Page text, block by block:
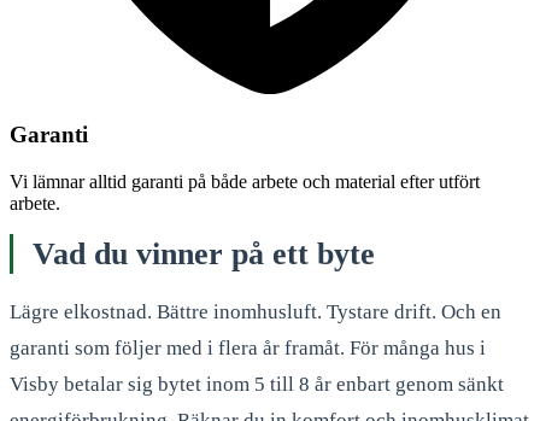
Garanti
Vi lämnar alltid garanti på både arbete och material efter utfört
arbete.
Vad du vinner på ett byte
Lägre elkostnad. Bättre inomhusluft. Tystare drift. Och en
garanti som följer med i flera år framåt. För många hus i
Visby betalar sig bytet inom 5 till 8 år enbart genom sänkt